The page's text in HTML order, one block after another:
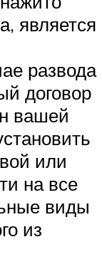
является
развода
договор
вашей
или
на все
виды
из